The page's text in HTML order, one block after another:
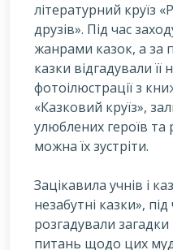
літературний круїз
друзів». Під час
жанрами казок, а за
казки відгадували
фотоілюстрації з
«Казковий круїз»,
улюблених героїв та
можна їх зустріти.
Зацікавила учнів і
незабутні казки»,
розгадували загадки
питань щодо цих